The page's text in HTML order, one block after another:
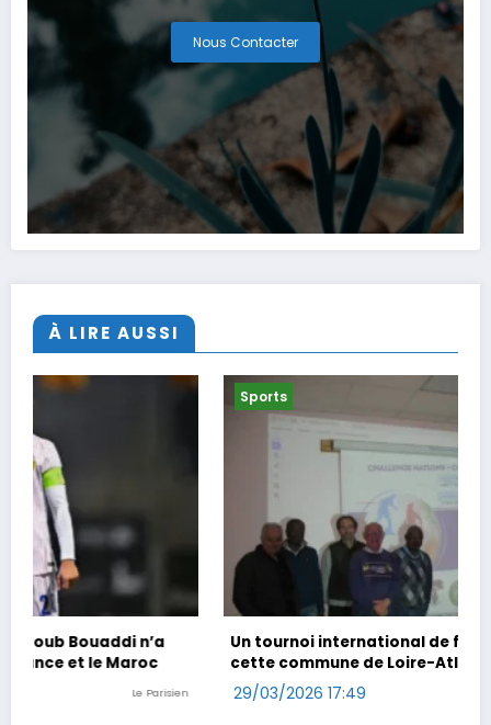
Nous Contacter
À LIRE AUSSI
Un tournoi international de foot en marchant dans
cette commune de Loire-Atlantique
29/03/2026 17:49